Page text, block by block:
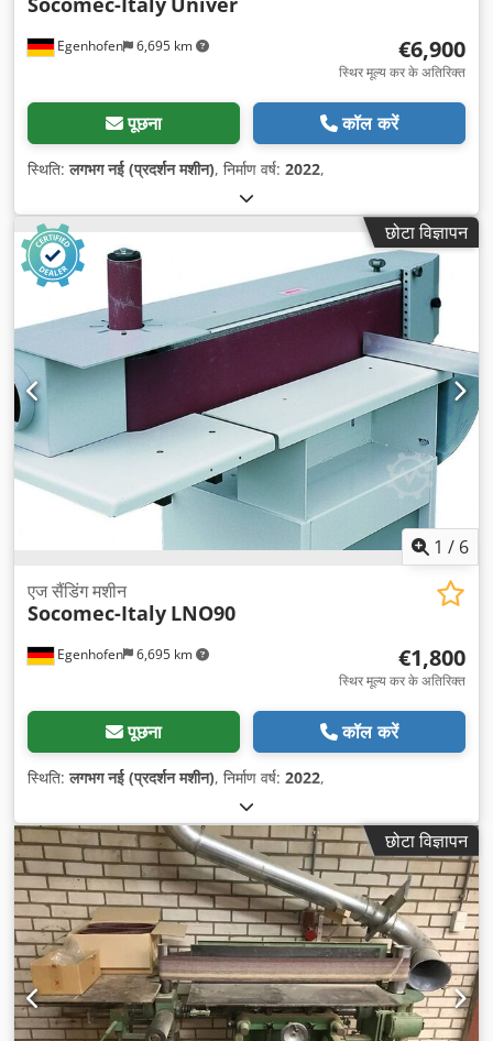
Egenhofen 6,695 km €6,900
स्थिर मूल्य कर के अतिरिक्त
पूछना कॉल करें
स्थिति:लगभग नई (प्रदर्शन मशीन), निर्माण वर्ष: 2022,
छोटा विज्ञापन
1 / 6
Egenhofen 6,695 km
एज सैंडिंग मशीन
Socomec-Italy LNO90
€1,800
स्थिर मूल्य कर के अतिरिक्त
पूछना कॉल करें
स्थिति:लगभग नई (प्रदर्शन मशीन), निर्माण वर्ष: 2022,
छोटा विज्ञापन